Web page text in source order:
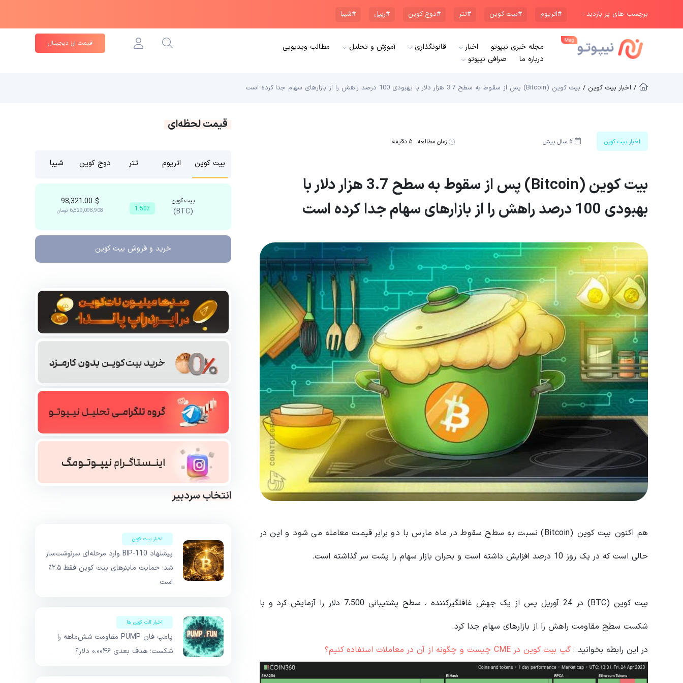
برچسب های پر بازدید : #اتریوم #بیت کوین #تتر #دوج کوین #ریپل #شیبا
مجله خبری نیپوتو اخبار قانونگذاری آموزش و تحلیل
مطالب ویدیویی
درباره ما
صرافی نیپوتو
قیمت ارز دیجیتال
/ اخبار بیت کوین / بیت کوین (Bitcoin) پس از سقوط به سطح 3.7 هزار دلار با بهبودی 100 درصد راهش را از بازارهای سهام جدا کرده است
اخبار بیت کوین 6 سال پیش زمان مطالعه :۵ دقیقه
بیت کوین (Bitcoin) پس از سقوط به سطح 3.7 هزار دلار با
بهبودی 100 درصد راهش را از بازارهای سهام جدا کرده است
هم اکنون بیت کوین (Bitcoin) نسبت به سطح سقوط در ماه مارس با دو برابر قیمت معامله می شود و این در
حالی است که در یک روز 10 درصد افزایش داشته است و بحران بازار سهام را پشت سر گذاشته است.
بیت کوین (BTC) در 24 آوریل پس از یک جهش غافلگیرکننده ، سطح پشتیبانی 7،500 دلار را آزمایش کرد و با
شکست سطح مقاومت راهش را از بازارهای سهام جدا کرد.
در این رابطه بخوانید‌ : گپ بیت کوین در CME چیست و چگونه از آن در معاملات استفاده کنیم؟
قیمت لحظه‌ای
بیت کوین اتریوم تتر دوج کوین شیبا
بیت کوین
(BTC) 1.50٪
$
6,829,098,908 تومان
خرید و فروش بیت کوین
انتخاب سردبیر
اخبار بیت کوین
پیشنهاد BIP-110 وارد مرحله‌ای سرنوشت‌ساز
شد؛ حمایت ماینرهای بیت کوین فقط ۲.۵٪
است
اخبار آلت کوین ها
پامپ فان PUMP مقاومت شش‌ماهه را
شکست؛ هدف بعدی ۰.۰۰۴۶ دلار؟